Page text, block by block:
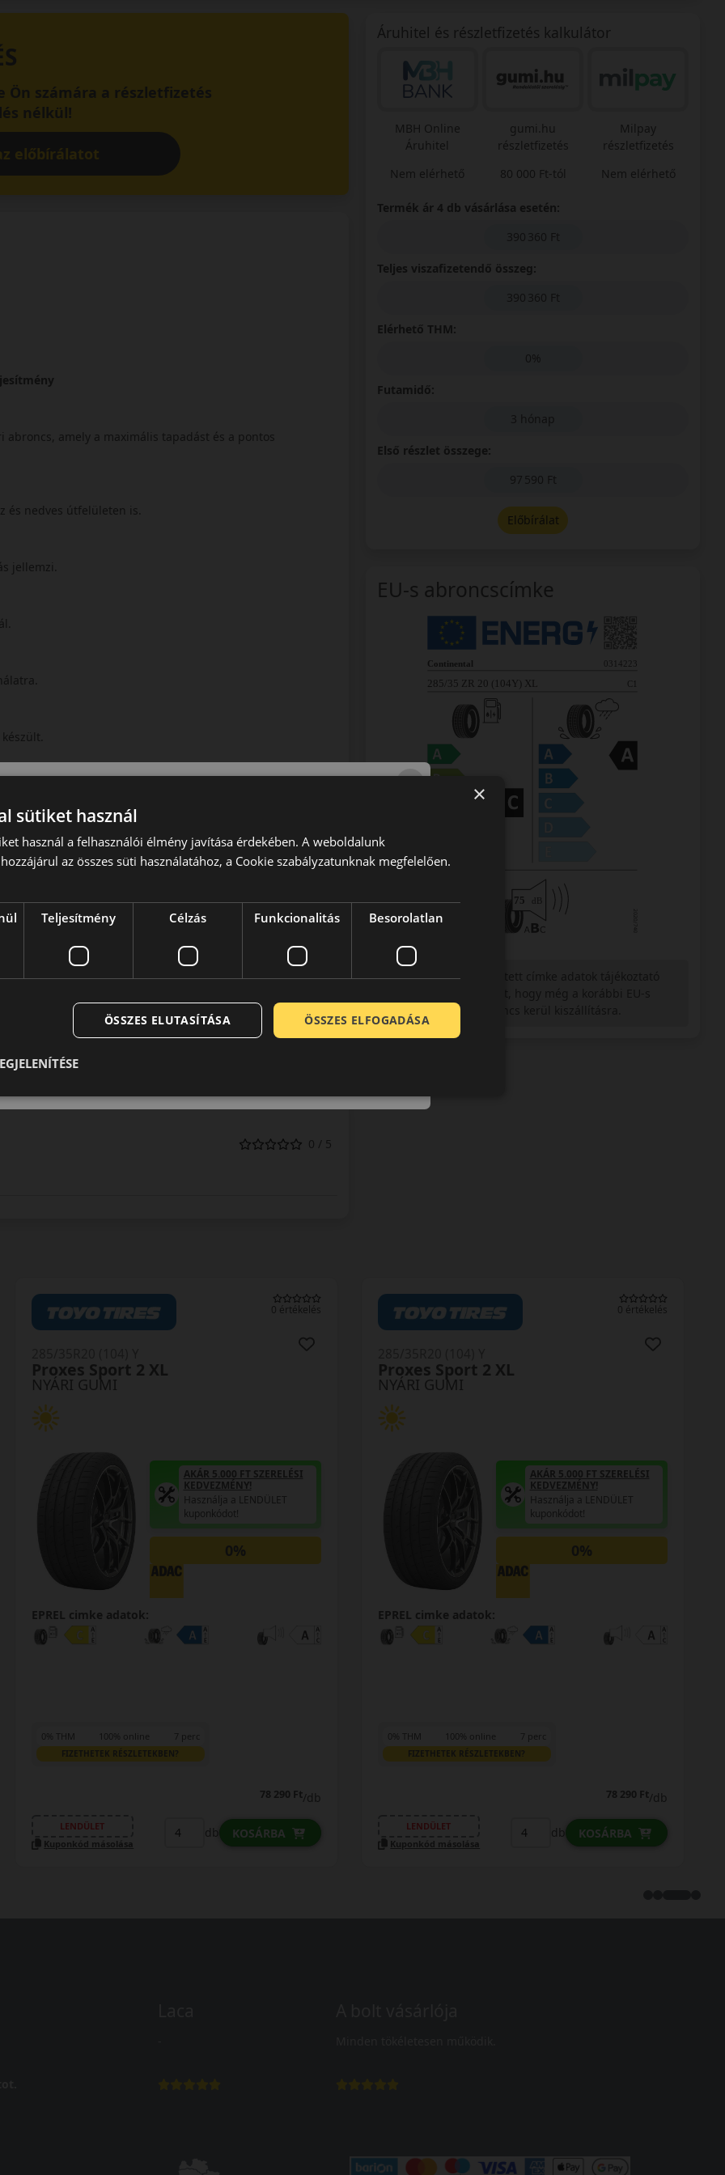
Ön számára a részletfizetés
nélkül!
előbírálatot
amely a maximális tapadást és a pontos
és nedves útfelületen is.
jellemzi.
gyártással foglalkozó vállalata. Közel másfél évszázada
belül is az egyik legmagasabb minőséget és
termékeik a legmodernebb összetevőkből a legkorszerűbb
Németesen stabil jó minőségükkel még a gyár
0 / 5
Áruhitel és részletfizetés kalkulátor
MBH Online
Áruhitel
Nem elérhető
gumi.hu
részletfizetés
80 000 Ft-tól
Milpay
részletfizetés
Nem elérhető
Termék ár 4 db vásárlása esetén:
390 360 Ft
Teljes viszafizetendő összeg:
390 360 Ft
Elérhető THM:
0%
Futamidő:
3 hónap
Első részlet összege:
97 590 Ft
Előbírálat
EU-s abroncscímke
Figyelem a feltüntetett címke adatok tájékoztató
címkével ellátott abroncs kerül kiszállításra.
0 értékelés
NYÁRI GUMI
Proxes Sport 2 XL
AKÁR 5.000 FT SZERELÉSI
KEDVEZMÉNY!
Használja a LENDÜLET
kuponkódot!
0%
EPREL cimke adatok:
0% THM 100% online 7 perc
FIZETHETEK RÉSZLETEKBEN?
78 290 Ft/db
LENDÜLET
Kuponkód másolása
db KOSÁRBA
0 értékelés
NYÁRI GUMI
Proxes Sport 2 XL
AKÁR 5.000 FT SZERELÉSI
KEDVEZMÉNY!
Használja a LENDÜLET
kuponkódot!
0%
EPREL cimke adatok:
0% THM 100% online 7 perc
FIZETHETEK RÉSZLETEKBEN?
78 290 Ft/db
LENDÜLET
Kuponkód másolása
db KOSÁRBA
×
sütiket használ
használ a felhasználói élmény javítása érdekében. A weboldalunk
az összes süti használatához, a Cookie szabályzatunknak megfelelően.
Teljesítmény Célzás Funkcionalitás Besorolatlan
ÖSSZES ELFOGADÁSA
ÖSSZES ELUTASÍTÁSA